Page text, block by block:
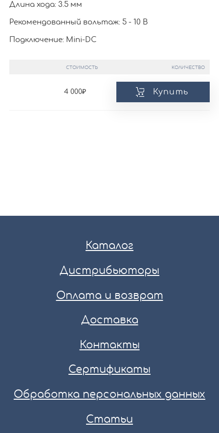
Длина хода: 3.5 мм
Рекомендованный вольтаж: 5 - 10 В
Подключение: Mini-DC
СТОИМОСТЬ КОЛИЧЕСТВО
4 000 Купить
Каталог
Дистрибьюторы
Оплата и возврат
Доставка
Контакты
Сертификаты
Обработка персональных данных
Статьи